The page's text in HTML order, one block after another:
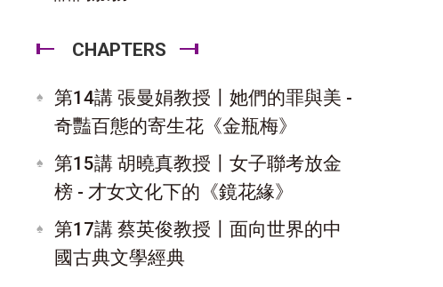
CHAPTERS
第14講 張曼娟教授〡她們的罪與美 -
奇豔百態的寄生花《金瓶梅》
第15講 胡曉真教授〡女子聯考放金
榜 - 才女文化下的《鏡花緣》
第17講 蔡英俊教授〡面向世界的中
國古典文學經典